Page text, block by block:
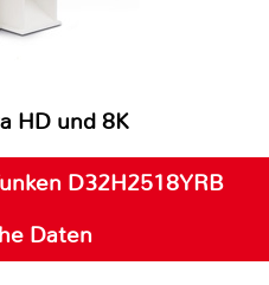
HD und 8K
D32H2518YRB
Daten